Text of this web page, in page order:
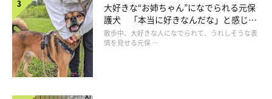
大好きな“お姉ちゃん”になでられる元保
護犬 「本当に好きなんだな」と感じる
表情にほっこり
散歩中、大好きな人になでられて、うれしそうな表
情を見せる元保 …